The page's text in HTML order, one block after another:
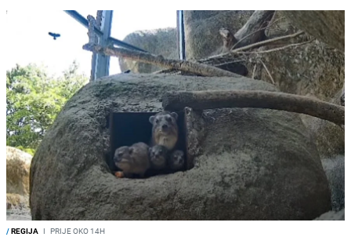
/REGIJA I PRIJE OKO 14H